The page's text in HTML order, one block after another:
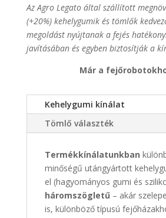
Az Agro Legato által szállított
(+20%) kehelygumik és tömlők
megoldást nyújtanak a fejés
javításában és egyben biztosítják a
Már a
Kehelygumi kínálat
Tömlő választék
Termékkínálatunkban
minőségű utángyártott
el (hagyományos gumi és
háromszögletű– akár
is, különböző típusú